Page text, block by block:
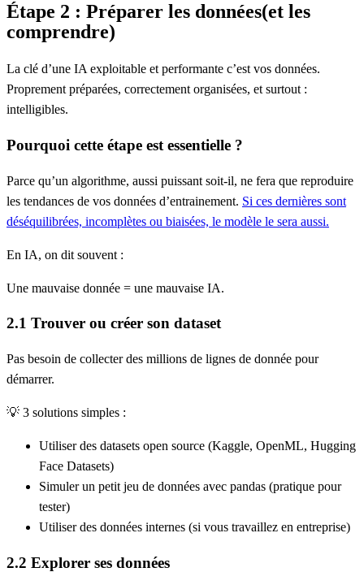
Étape 2 : Préparer les données(et les
comprendre)
La clé d’une IA exploitable et performante c’est vos données.
Proprement préparées, correctement organisées, et surtout :
intelligibles.
Pourquoi cette étape est essentielle ?
Parce qu’un algorithme, aussi puissant soit-il, ne fera que reproduire
les tendances de vos données d’entrainement. Si ces dernières sont
déséquilibrées, incomplètes ou biaisées, le modèle le sera aussi.
En IA, on dit souvent :
Une mauvaise donnée = une mauvaise IA.
2.1 Trouver ou créer son dataset
Pas besoin de collecter des millions de lignes de donnée pour
démarrer.
💡 3 solutions simples :
Utiliser des datasets open source (Kaggle, OpenML, Hugging
Face Datasets)
Simuler un petit jeu de données avec pandas (pratique pour
tester)
Utiliser des données internes (si vous travaillez en entreprise)
2.2 Explorer ses données